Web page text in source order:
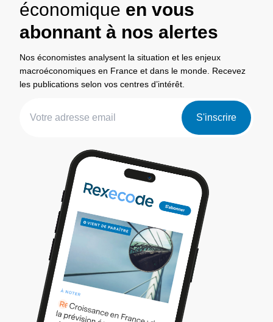
économique en vous
abonnant à nos alertes
Nos économistes analysent la situation et les enjeux
macroéconomiques en France et dans le monde. Recevez
les publications selon vos centres d’intérêt.
S'inscrire